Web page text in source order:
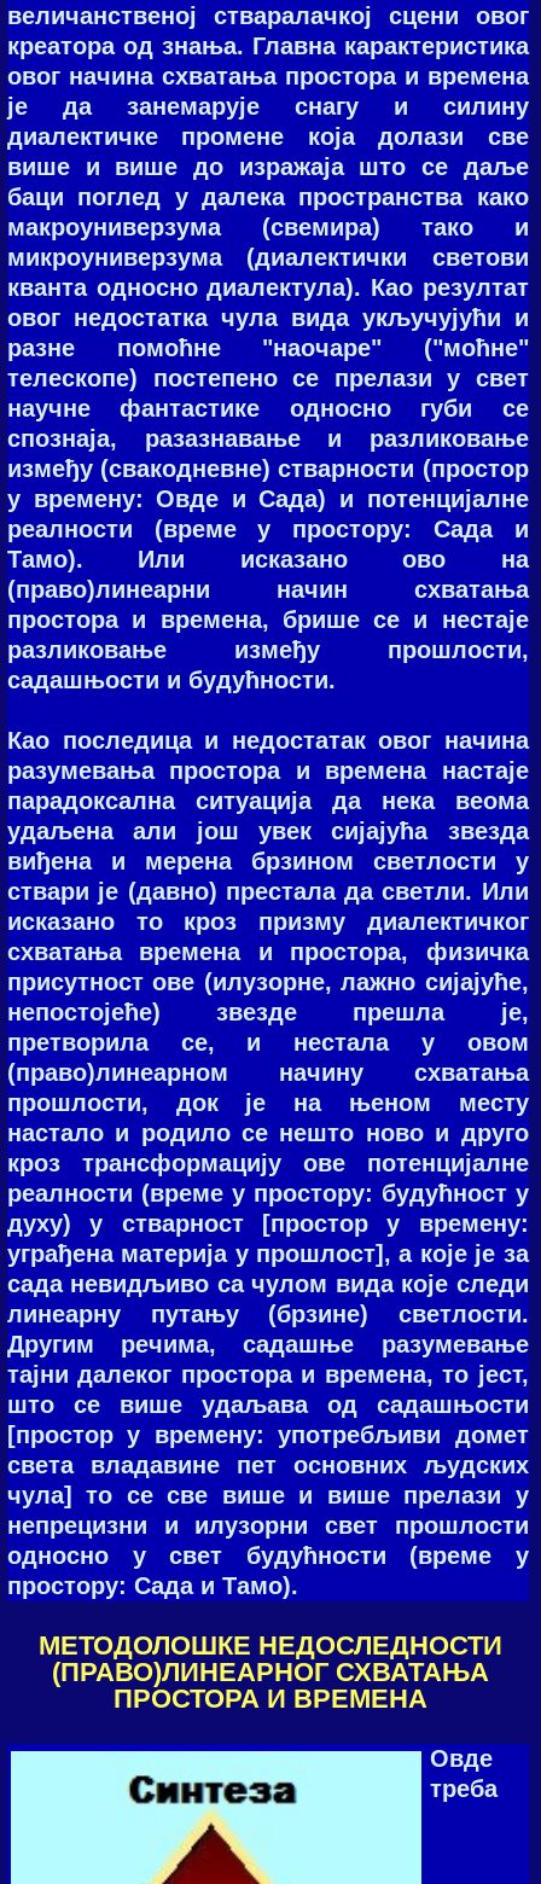
величанственој стваралачкој сцени овог
креатора од знања. Главна карактеристика
овог начина схватања простора и времена
је да занемарује снагу и силину
диалектичке промене која долази све
више и више до изражаја што се даље
баци поглед у далека пространства како
макроуниверзума (свемира) тако и
микроуниверзума (диалектички светови
кванта односно диалектула). Као резултат
овог недостатка чула вида укључујући и
разне помоћне "наочаре" ("моћне"
телескопе) постепено се прелази у свет
научне фантастике односно губи се
спознаја, разазнавање и разликовање
између (свакодневне) стварности (простор
у времену: Овде и Сада) и потенцијалне
реалности (време у простору: Сада и
Тамо). Или исказано ово на
(право)линеарни начин схватања
простора и времена, брише се и нестаје
разликовање између прошлости,
садашњости и будућности.
Као последица и недостатак овог начина
разумевања простора и времена настаје
парадоксална ситуација да нека веома
удаљена али још увек сијајућа звезда
виђена и мерена брзином светлости у
ствари је (давно) престала да светли. Или
исказано то кроз призму диалектичког
схватања времена и простора, физичка
присутност ове (илузорне, лажно сијајуће,
непостојеће) звезде прешла је,
претворила се, и нестала у овом
(право)линеарном начину схватања
прoшлости, док је на њеном месту
настало и родило се нешто ново и друго
кроз трансформацију ове потенцијалне
реалности (време у простору: будућност у
духу) у стварност [простор у времену:
уграђена материја у прошлост], а које је за
сада невидљиво са чулом вида које следи
линеарну путању (брзине) светлости.
Другим речима, садашње разумевање
тајни далеког простора и времена, то јест,
што се више удаљава од садашњости
[простор у времену: употребљиви домет
света владавине пет основних људских
чула] то се све више и више прелази у
непрецизни и илузорни свет прошлости
односно у свет будућности (време у
простору: Сада и Тамо).
МЕТОДОЛОШКЕ НЕДОСЛЕДНОСТИ
(ПРАВО)ЛИНЕАРНОГ СХВАТАЊА
ПРОСТОРА И ВРЕМЕНА
Овде
треба